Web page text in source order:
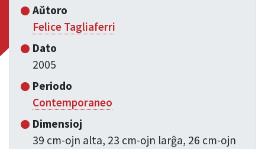
Aŭtoro
Felice Tagliaferri
Dato
2005
Periodo
Contemporaneo
Dimensioj
39 cm-ojn alta, 23 cm-ojn larĝa, 26 cm-ojn